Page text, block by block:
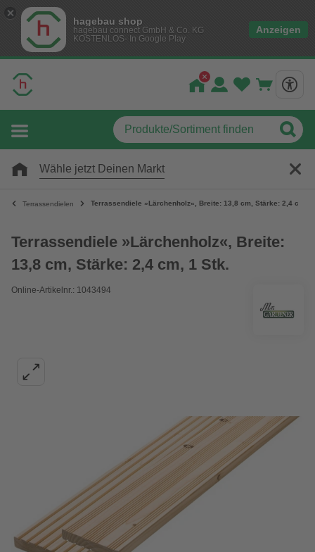
hagebau shop
hagebau connect GmbH & Co. KG
KOSTENLOS- In Google Play
Anzeigen
Wähle jetzt Deinen Markt
Terrassendielen Terrassendiele »Lärchenholz«, Breite: 13,8 cm, Stärke: 2,4 cm, 1
Terrassendiele »Lärchenholz«, Breite:
13,8 cm, Stärke: 2,4 cm, 1 Stk.
Online-Artikelnr.: 1043494